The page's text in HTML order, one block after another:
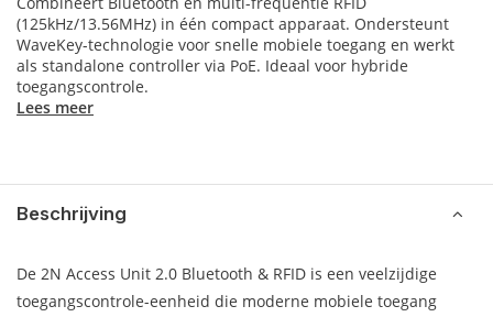
(125kHz/13.56MHz) in één compact apparaat. Ondersteunt
WaveKey-technologie voor snelle mobiele toegang en werkt
als standalone controller via PoE. Ideaal voor hybride
toegangscontrole.
Lees meer
Beschrijving
De 2N Access Unit 2.0 Bluetooth & RFID is een veelzijdige
toegangscontrole-eenheid die moderne mobiele toegang